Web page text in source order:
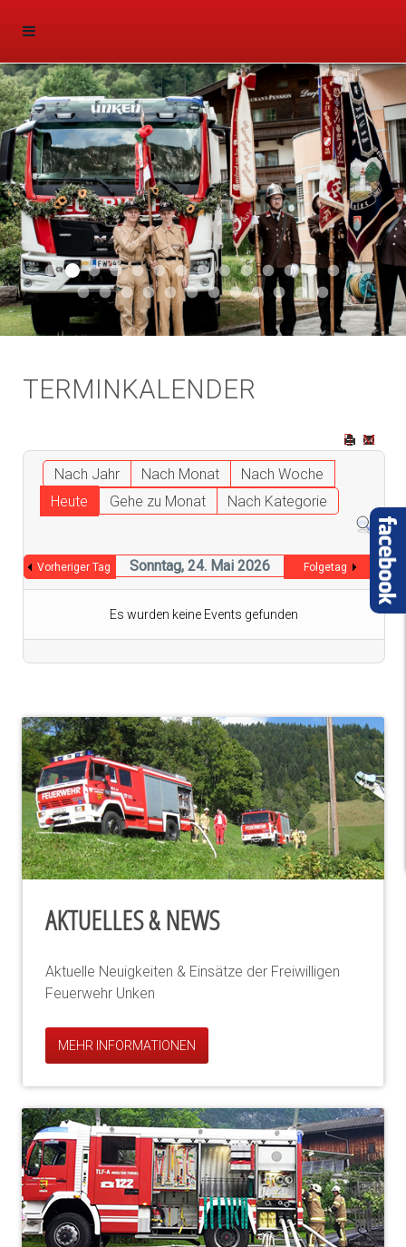
Aktuell 046
Aktuell 047
Start 011
Aktuell 044
Aktuell 043
Aktuell 041
Aktuell 042
Aktuell 035
Aktuell 031
Aktuell 032
Aktuell 033
Aktuell 029
Aktuell 027
Aktuell 026
Start
Aktuell 024
Aktuell 019
Auto 010Start 010Start 002
Auto 002
Auto 009Auto 006Start 008Start 005Start 003
Start 006
TERMINKALENDER
Nach Jahr Nach Monat
Nach Woche
Heute
Gehe zu Monat Nach Kategorie
Vorheriger Tag Sonntag, 24. Mai 2026 Folgetag
Es wurden keine Events gefunden
AKTUELLES & NEWS
Aktuelle Neuigkeiten & Einsätze der Freiwilligen
Feuerwehr Unken
MEHR INFORMATIONEN